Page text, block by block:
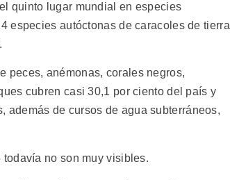
quinto lugar mundial en especies
especies autóctonas de caracoles de tierra
peces, anémonas, corales negros,
cubren casi 30,1 por ciento del país y
además de cursos de agua subterráneos,
no son muy visibles.